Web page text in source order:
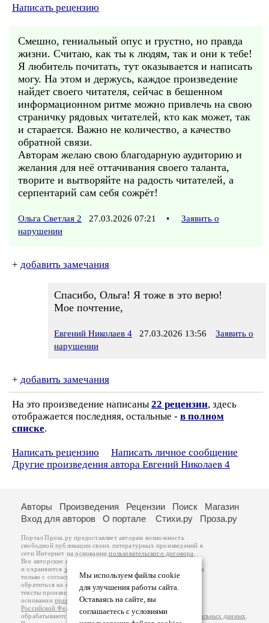
Написать рецензию
Смешно, гениальный опус и грустно, но правда
жизни. Считаю, как ты к людям, так и они к тебе!
Я любитель почитать, тут оказывается и написать
могу. На этом и держусь, каждое произведение
найдет своего читателя, сейчас в бешенном
информационном ритме можно привлечь на свою
страничку рядовых читателей, кто как может, так
и старается. Важно не количество, а качество
обратной связи.
Авторам желаю свою благодарную аудиторию и
желания для неё оттачивания своего таланта,
творите и вытворяйте на радость читателей, а
серпентарий сам себя сожрёт!
Ольга Светлая 2 27.03.2026 07:21 •
Заявить о
нарушении
+ добавить замечания
Спасибо, Ольга! Я тоже в это верю!
Мое почтение,
Евгений Николаев 4 27.03.2026 13:56
Заявить о
нарушении
+ добавить замечания
На это произведение написаны 22 рецензии, здесь
отображается последняя, остальные - в полном
списке.
Написать рецензию
Написать личное сообщение
Другие произведения автора Евгений Николаев 4
Мы используем файлы cookie
для улучшения работы сайта.
Оставаясь на сайте, вы
соглашаетесь с условиями
Авторы Произведения Рецензии Поиск
Магазин
Вход для авторов
О портале Стихи.ру Проза.ру
Портал Проза.ру предоставляет авторам возможность
свободной публикации своих литературных произведений в
сети Интернет на основаниипользовательского договора
Все авторские права на произведения принадлежат авторам
и охраняются законом
. Перепечатка произведений возможна
только с согласия его автора, к которому вы можете
обратиться на его авторской странице. Ответственность за
тексты произведений авторы несут самостоятельно на
основанииправил публикацииизаконодательства
Российской Федерации
обрабатываются на основанииПолитики обработки персональных данных